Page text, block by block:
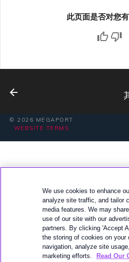
此页面是否对您
© 2026 MEGAPORT
WEBSITE TERMS
We use cookies to enhance
analyze site traffic, and tailor
media features. We may
use of our site with our
partners. By clicking 'Accept
the storing of cookies on your
navigation, analyze site
marketing efforts.
Read Our